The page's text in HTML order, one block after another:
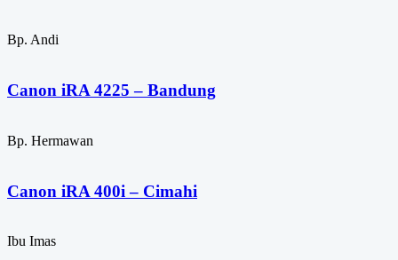
Bp. Andi
Canon iRA 4225 – Bandung
Bp. Hermawan
Canon iRA 400i – Cimahi
Ibu Imas